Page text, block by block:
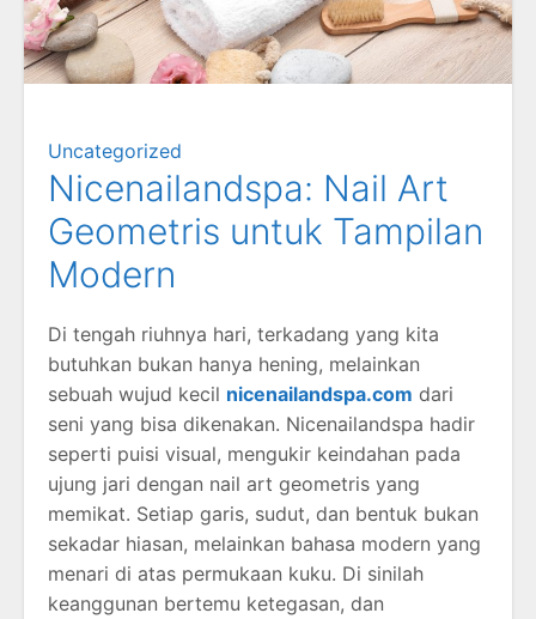
Uncategorized
Nicenailandspa: Nail Art
Geometris untuk Tampilan
Modern
Di tengah riuhnya hari, terkadang yang kita
butuhkan bukan hanya hening, melainkan
sebuah wujud kecil nicenailandspa.com dari
seni yang bisa dikenakan. Nicenailandspa hadir
seperti puisi visual, mengukir keindahan pada
ujung jari dengan nail art geometris yang
memikat. Setiap garis, sudut, dan bentuk bukan
sekadar hiasan, melainkan bahasa modern yang
menari di atas permukaan kuku. Di sinilah
keanggunan bertemu ketegasan, dan